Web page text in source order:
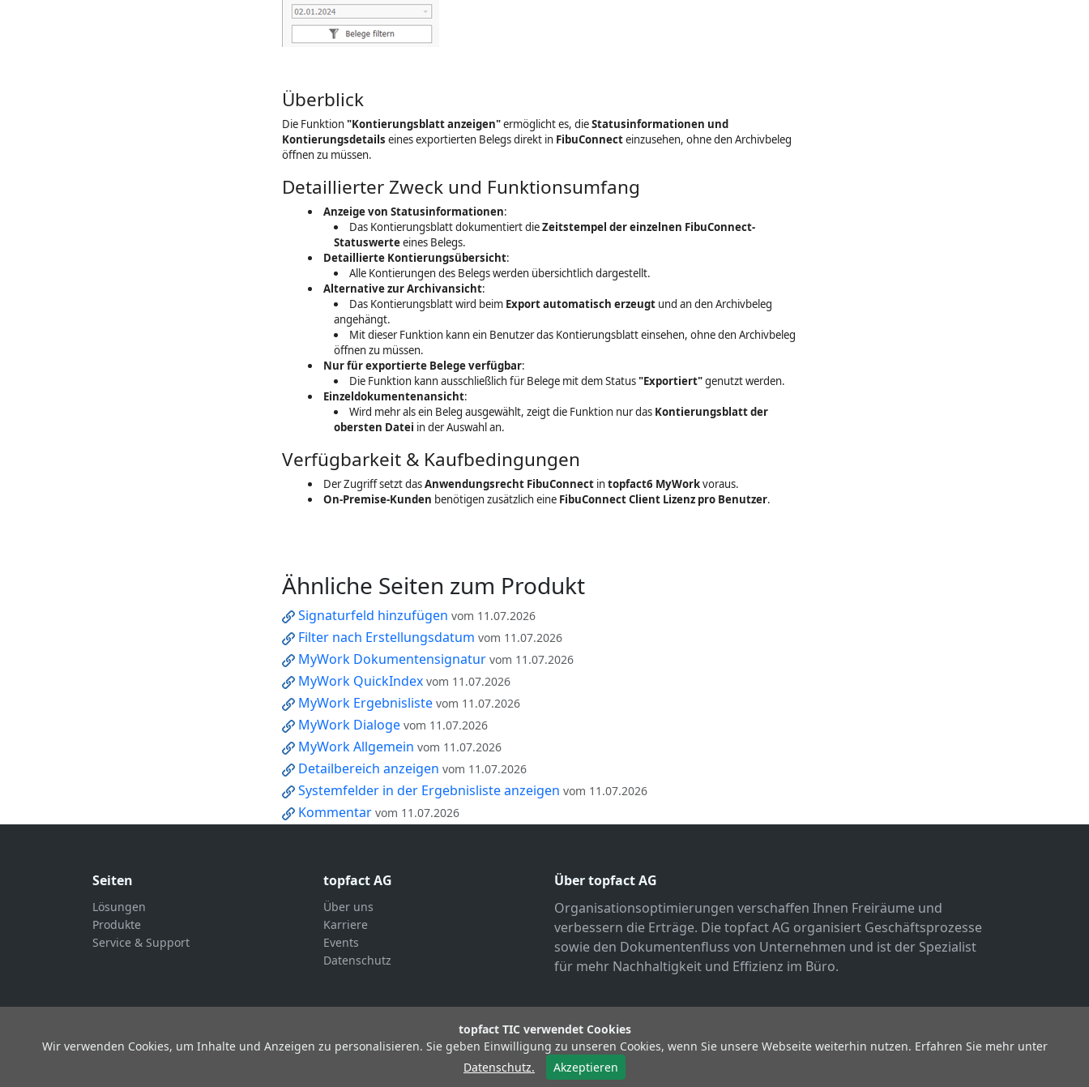
Überblick
Die Funktion "Kontierungsblatt anzeigen"ermöglicht es, dieStatusinformationen und
Kontierungsdetails eines exportierten Belegs direkt in FibuConnecteinzusehen, ohne den Archivbeleg
öffnen zu müssen.
Detaillierter Zweck und Funktionsumfang
Anzeige von Statusinformationen:
Das Kontierungsblatt dokumentiert dieZeitstempel der einzelnen FibuConnect-
Statuswerteeines Belegs.
Detaillierte Kontierungsübersicht:
Alle Kontierungen des Belegs werden übersichtlich dargestellt.
Alternative zur Archivansicht:
Das Kontierungsblatt wird beim Export automatisch erzeugt und an den Archivbeleg
angehängt.
Mit dieser Funktion kann ein Benutzer das Kontierungsblatt einsehen, ohne den Archivbeleg
öffnen zu müssen.
Nur für exportierte Belege verfügbar:
Die Funktion kann ausschließlich für Belege mit dem Status "Exportiert"genutzt werden.
Einzeldokumentenansicht:
Wird mehr als ein Beleg ausgewählt, zeigt die Funktion nur das Kontierungsblatt der
obersten Datei in der Auswahl an.
Verfügbarkeit & Kaufbedingungen
Der Zugriff setzt dasAnwendungsrecht FibuConnect intopfact6 MyWorkvoraus.
On-Premise-Kunden benötigen zusätzlich eine FibuConnect Client Lizenz pro Benutzer.
Ähnliche Seiten zum Produkt
Signaturfeld hinzufügen vom 11.07.2026
Filter nach Erstellungsdatum vom 11.07.2026
MyWork Dokumentensignatur vom 11.07.2026
MyWork QuickIndex vom 11.07.2026
MyWork Ergebnisliste vom 11.07.2026
MyWork Dialoge vom 11.07.2026
MyWork Allgemein vom 11.07.2026
Detailbereich anzeigen vom 11.07.2026
Systemfelder in der Ergebnisliste anzeigen vom 11.07.2026
Kommentar vom 11.07.2026
Seiten
Lösungen
Produkte
Service & Support
topfact AG
Über uns
Karriere
Events
Datenschutz
Über topfact AG
Organisationsoptimierungen verschaffen Ihnen Freiräume und
verbessern die Erträge. Die topfact AG organisiert Geschäftsprozesse
sowie den Dokumentenfluss von Unternehmen und ist der Spezialist
für mehr Nachhaltigkeit und Effizienz im Büro.
© Copyright 2026 topfact AG
topfact TIC verwendet Cookies
Wir verwenden Cookies, um Inhalte und Anzeigen zu personalisieren. Sie geben Einwilligung zu unseren Cookies, wenn Sie unsere Webseite weiterhin nutzen. Erfahren Sie mehr unter
Datenschutz.
Akzeptieren